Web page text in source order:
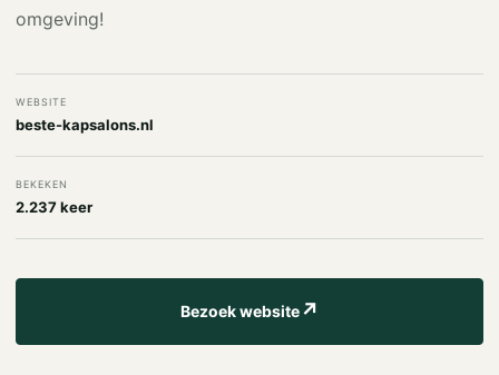
omgeving!
WEBSITE
beste-kapsalons.nl
BEKEKEN
2.237 keer
Bezoek website↗